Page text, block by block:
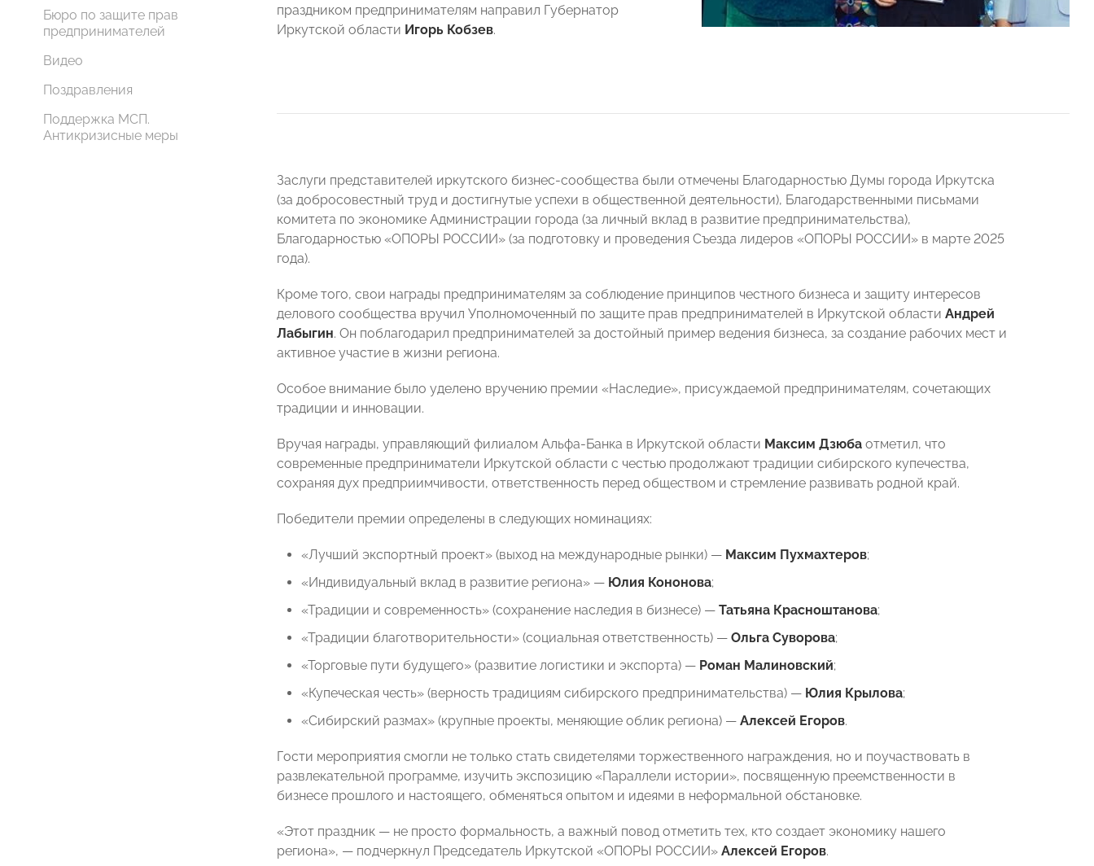
Бюро по защите прав
предпринимателей
Видео
Поздравления
Поддержка МСП.
Антикризисные меры
праздником предпринимателям направил Губернатор
Иркутской области Игорь Кобзев.
Заслуги представителей иркутского бизнес-сообщества были отмечены Благодарностью Думы города Иркутска
(за добросовестный труд и достигнутые успехи в общественной деятельности), Благодарственными письмами
комитета по экономике Администрации города (за личный вклад в развитие предпринимательства),
Благодарностью «ОПОРЫ РОССИИ» (за подготовку и проведения Съезда лидеров «ОПОРЫ РОССИИ» в марте 2025
года).
Кроме того, свои награды предпринимателям за соблюдение принципов честного бизнеса и защиту интересов
делового сообщества вручил Уполномоченный по защите прав предпринимателей в Иркутской области Андрей
Лабыгин. Он поблагодарил предпринимателей за достойный пример ведения бизнеса, за создание рабочих мест и
активное участие в жизни региона.
Особое внимание было уделено вручению премии «Наследие», присуждаемой предпринимателям, сочетающих
традиции и инновации.
Вручая награды, управляющий филиалом Альфа-Банка в Иркутской области Максим Дзюба отметил, что
современные предприниматели Иркутской области с честью продолжают традиции сибирского купечества,
сохраняя дух предприимчивости, ответственность перед обществом и стремление развивать родной край.
Победители премии определены в следующих номинациях:
«Лучший экспортный проект» (выход на международные рынки) — Максим Пухмахтеров;
«Индивидуальный вклад в развитие региона» — Юлия Кононова;
«Традиции и современность» (сохранение наследия в бизнесе) — Татьяна Красноштанова;
«Традиции благотворительности» (социальная ответственность) — Ольга Суворова;
«Торговые пути будущего» (развитие логистики и экспорта) — Роман Малиновский;
«Купеческая честь» (верность традициям сибирского предпринимательства) — Юлия Крылова;
«Сибирский размах» (крупные проекты, меняющие облик региона) — Алексей Егоров.
Гости мероприятия смогли не только стать свидетелями торжественного награждения, но и поучаствовать в
развлекательной программе, изучить экспозицию «Параллели истории», посвященную преемственности в
бизнесе прошлого и настоящего, обменяться опытом и идеями в неформальной обстановке.
«Этот праздник — не просто формальность, а важный повод отметить тех, кто создает экономику нашего
региона», — подчеркнул Председатель Иркутской «ОПОРЫ РОССИИ» Алексей Егоров.